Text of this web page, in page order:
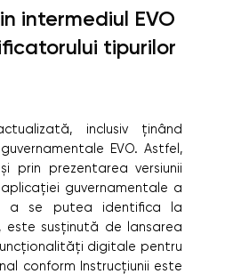
intermediul EVO
tipurilor
inclusiv ținând
EVO. Astfel,
prezentarea versiunii
guvernamentale a
a se putea identifica la
susținută de lansarea
digitale pentru
conform Instrucțiunii este